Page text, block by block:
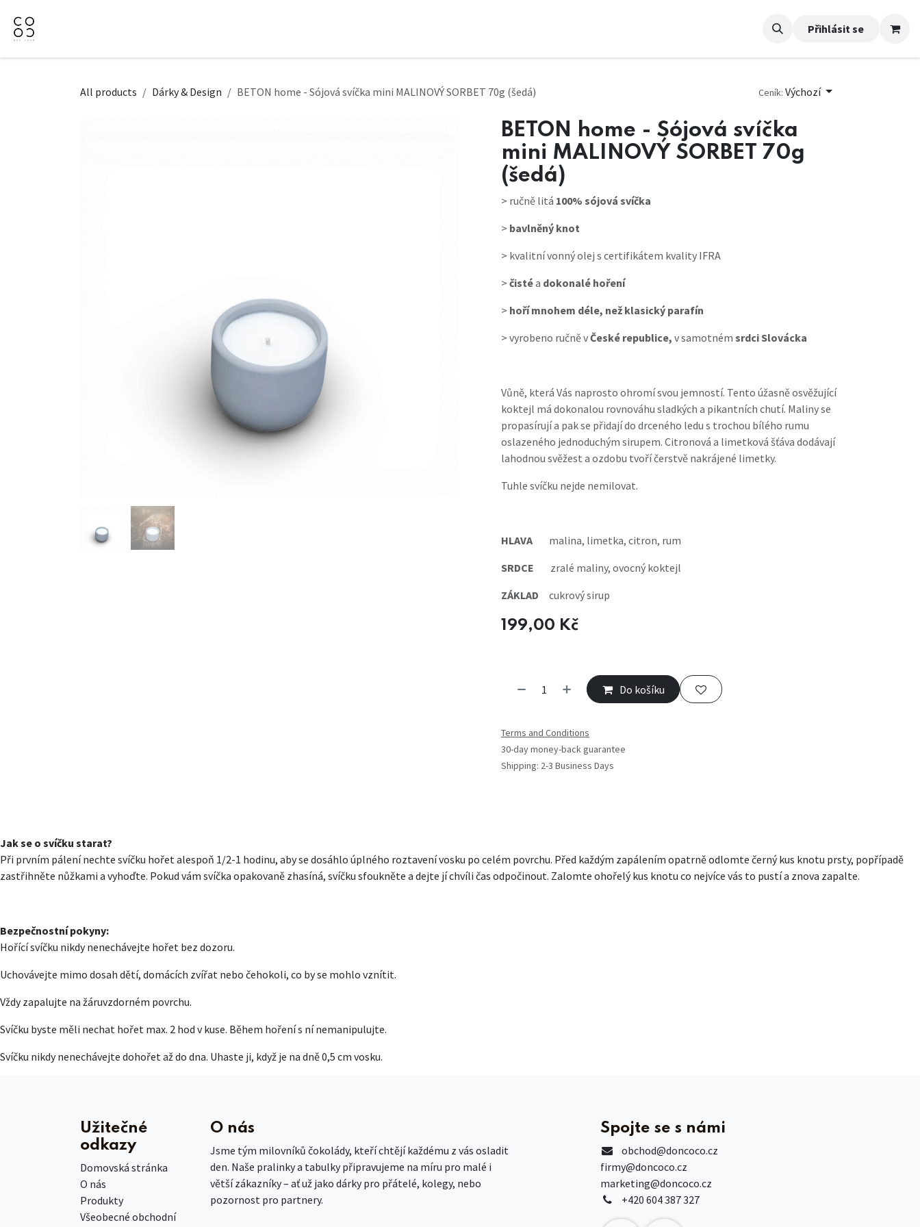
Přihlásit se
All products Dárky & Design BETON home - Sójová svíčka mini MALINOVÝ SORBET 70g (šedá) Ceník: Výchozí
BETON home - Sójová svíčka
mini MALINOVÝ SORBET 70g
(šedá)
> ručně litá 100% sójová svíčka
> bavlněný knot
> kvalitní vonný olej s certifikátem kvality IFRA
> čistéa dokonalé hoření
> hoří mnohem déle, než klasický parafín
> vyrobeno ručně vČeské republice, v samotném srdci Slovácka
Vůně, která Vás naprosto ohromí svou jemností. Tento úžasně osvěžující
koktejl má dokonalou rovnováhu sladkých a pikantních chutí. Maliny se
propasírují a pak se přidají do drceného ledu s trochou bílého rumu
oslazeného jednoduchým sirupem. Citronová a limetková šťáva dodávají
lahodnou svěžest a ozdobu tvoří čerstvě nakrájené limetky.
Tuhle svíčku nejde nemilovat.
HLAVA
malina, limetka, citron, rum
SRDCE zralé maliny, ovocný koktejl
ZÁKLAD cukrový sirup
199,00 Kč
Do košíku
Terms and Conditions
30-day money-back guarantee
Shipping: 2-3 Business Days
Jak se o svíčku starat?
Při prvním pálení nechte svíčku hořet alespoň 1/2-1 hodinu, aby se dosáhlo úplného roztavení vosku po celém povrchu. Před každým zapálením opatrně odlomte černý kus knotu prsty, popřípadě
zastřihněte nůžkami a vyhoďte. Pokud vám svíčka opakovaně zhasíná, svíčku sfoukněte a dejte jí chvíli čas odpočinout. Zalomte ohořelý kus knotu co nejvíce vás to pustí a znova zapalte.
Bezpečnostní pokyny:
Hořící svíčku nikdy nenechávejte hořet bez dozoru.
Uchovávejte mimo dosah dětí, domácích zvířat nebo čehokoli, co by se mohlo vznítit.
Vždy zapalujte na žáruvzdorném povrchu.
Svíčku byste měli nechat hořet max. 2 hod v kuse. Během hoření s ní nemanipulujte.
Svíčku nikdy nenechávejte dohořet až do dna. Uhaste ji, když je na dně 0,5 cm vosku.
Užitečné
odkazy
Domovská stránka
O nás
Produkty
Všeobecné obchodní
O nás
Jsme tým milovníků čokolády, kteří chtějí každému z vás osladit
den. Naše pralinky a tabulky připravujeme na míru pro malé i
větší zákazníky – ať už jako dárky pro přátelé, kolegy, nebo
pozornost pro partnery.
Spojte se s námi
obchod@doncoco.cz
firmy@doncoco.cz
marketing@doncoco.cz
+420 604 387 327